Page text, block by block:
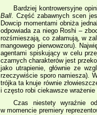
Bardziej kontrowersyjne
Ball . Część zabawnych scen
Dowcip momentami obniża
odpowiada za niego Roshi –
rozśmieszają, co załamują, w
mangowego pierwowzoru).
agentami spiskujący w celu
czarnych charakterów jest
jako utrapienie, głównie ze
rzeczywiście sporo namiesza).
trójka ta knuje równie
i często robi ciekawsze wrażenie
Czas niestety wyraźnie
w momencie premiery